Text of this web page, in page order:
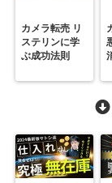
カメラ転売 リ
ステリンに学
ぶ成功法則